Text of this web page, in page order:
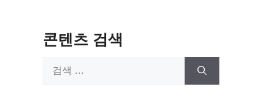
콘텐츠 검색